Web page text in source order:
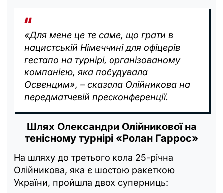
«Для мене це те саме, що грати в
нацистській Німеччині для офіцерів
гестапо на турнірі, організованому
компанією, яка побудувала
Освенцим», – сказала Олійникова на
передматчевій пресконференції.
Шлях Олександри Олійникової на
тенісному турнірі «Ролан Гаррос»
На шляху до третього кола 25-річна
Олійникова, яка є шостою ракеткою
України, пройшла двох суперниць: